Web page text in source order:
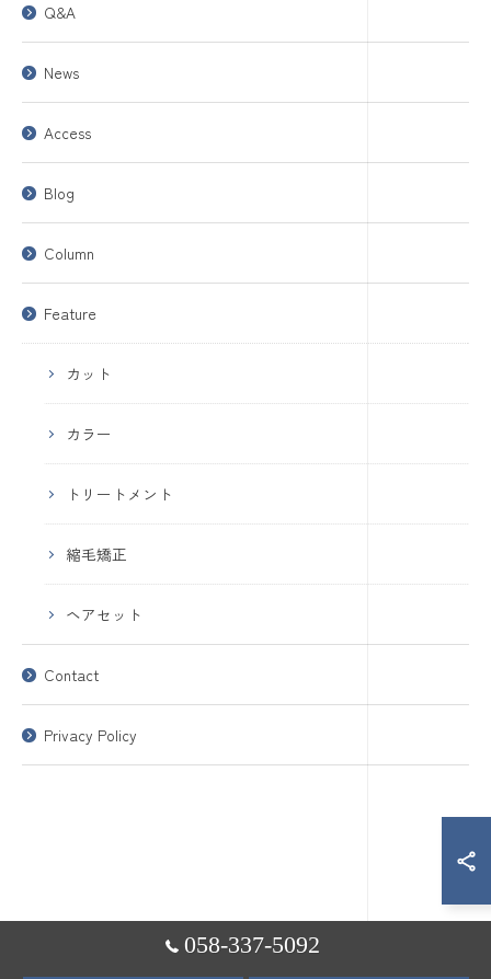
Q&A
News
Access
Blog
Column
Feature
カット
カラー
トリートメント
縮毛矯正
ヘアセット
Contact
Privacy Policy
058-337-5092